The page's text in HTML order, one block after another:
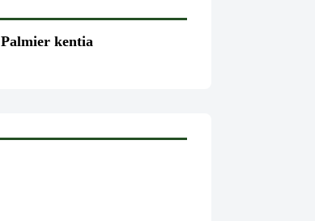
Palmier kentia